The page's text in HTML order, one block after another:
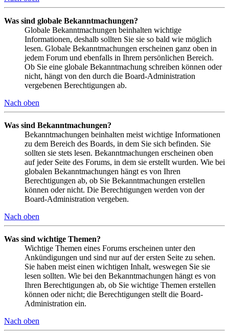
Was sind globale Bekanntmachungen?
Globale Bekanntmachungen beinhalten wichtige
Informationen, deshalb sollten Sie sie so bald wie möglich
lesen. Globale Bekanntmachungen erscheinen ganz oben in
jedem Forum und ebenfalls in Ihrem persönlichen Bereich.
Ob Sie eine globale Bekanntmachung schreiben können oder
nicht, hängt von den durch die Board-Administration
vergebenen Berechtigungen ab.
Nach oben
Was sind Bekanntmachungen?
Bekanntmachungen beinhalten meist wichtige Informationen
zu dem Bereich des Boards, in dem Sie sich befinden. Sie
sollten sie stets lesen. Bekanntmachungen erscheinen oben
auf jeder Seite des Forums, in dem sie erstellt wurden. Wie bei
globalen Bekanntmachungen hängt es von Ihren
Berechtigungen ab, ob Sie Bekanntmachungen erstellen
können oder nicht. Die Berechtigungen werden von der
Board-Administration vergeben.
Nach oben
Was sind wichtige Themen?
Wichtige Themen eines Forums erscheinen unter den
Ankündigungen und sind nur auf der ersten Seite zu sehen.
Sie haben meist einen wichtigen Inhalt, weswegen Sie sie
lesen sollten. Wie bei den Bekanntmachungen hängt es von
Ihren Berechtigungen ab, ob Sie wichtige Themen erstellen
können oder nicht; die Berechtigungen stellt die Board-
Administration ein.
Nach oben